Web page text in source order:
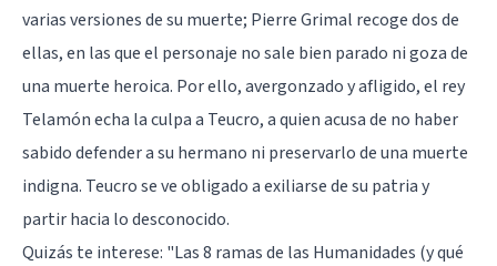
varias versiones de su muerte; Pierre Grimal recoge dos de
ellas, en las que el personaje no sale bien parado ni goza de
una muerte heroica. Por ello, avergonzado y afligido, el rey
Telamón echa la culpa a Teucro, a quien acusa de no haber
sabido defender a su hermano ni preservarlo de una muerte
indigna. Teucro se ve obligado a exiliarse de su patria y
partir hacia lo desconocido.
Quizás te interese: "Las 8 ramas de las Humanidades (y qué